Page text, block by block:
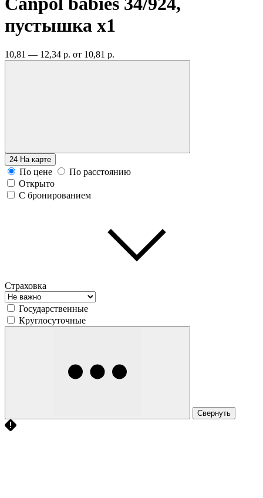
пустышка x1
10,81 — 12,34 р. от 10,81 р.
24 На карте
По цене
По расстоянию
Открыто
С бронированием
Страховка
Государственные
Круглосуточные
Свернуть